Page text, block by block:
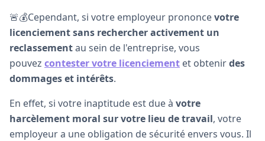
🚨💰Cependant, si votre employeur prononcevotre
licenciement sans rechercher activement un
reclassementau sein de l'entreprise, vous
pouvez contester votre licenciement et obtenirdes
dommages et intérêts.
En effet, si votre inaptitude est due à votre
harcèlement moral sur votre lieu de travail, votre
employeur a une obligation de sécurité envers vous. Il